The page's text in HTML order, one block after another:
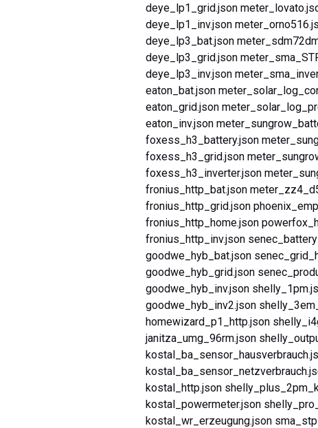
deye_lp1_grid.json
deye_lp1_inv.json
deye_lp3_bat.json
deye_lp3_grid.json
deye_lp3_inv.json
eaton_bat.json
eaton_grid.json
eaton_inv.json
foxess_h3_battery.json
foxess_h3_grid.json
foxess_h3_inverter.json
fronius_http_bat.json
fronius_http_grid.json
fronius_http_home.json
fronius_http_inv.json
goodwe_hyb_bat.json
goodwe_hyb_grid.json
goodwe_hyb_inv.json
goodwe_hyb_inv2.json
homewizard_p1_http.json
janitza_umg_96rm.json
kostal_http.json
kostal_powermeter.json
kostal_wr_erzeugung.json